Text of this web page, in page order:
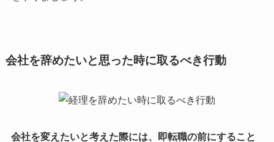
会社を辞めたいと思った時に取るべき行動
会社を変えたいと考えた際には、即転職の前にすること